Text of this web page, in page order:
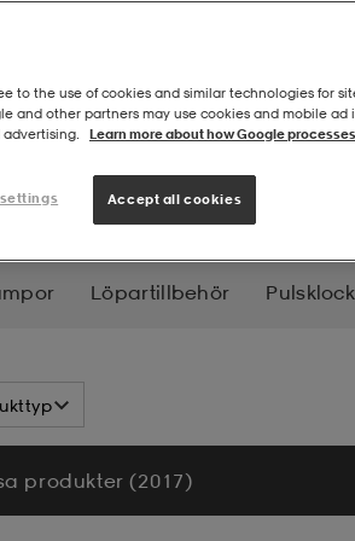
Löpartillbehör
produkter (2 017)
to the use of cookies and similar technologies for
and other partners may use cookies and mobile ad
Learn more about how Google
Accept all cookies